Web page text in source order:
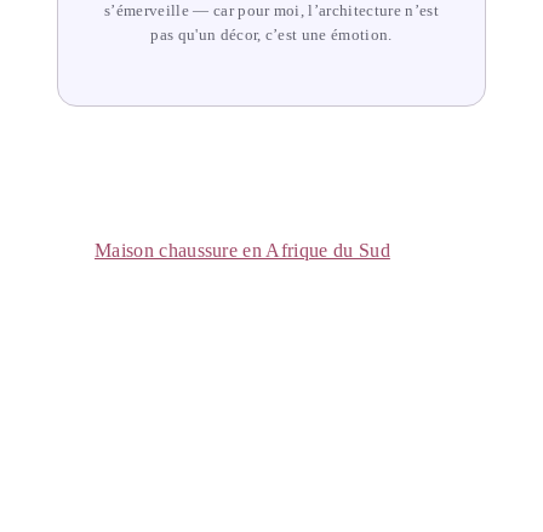
s’émerveille — car pour moi, l’architecture n’est
pas qu'un décor, c’est une émotion.
Maison chaussure en Afrique du Sud